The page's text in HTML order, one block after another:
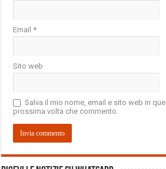
Email*
Sito web
Salva il mio nome, email e sito web in
prossima volta che commento.